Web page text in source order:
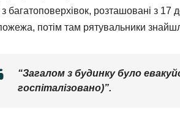
з багатоповерхівок, розташовані з
потім там рятувальники
“Загалом з будинку було
госпіталізовано)”.